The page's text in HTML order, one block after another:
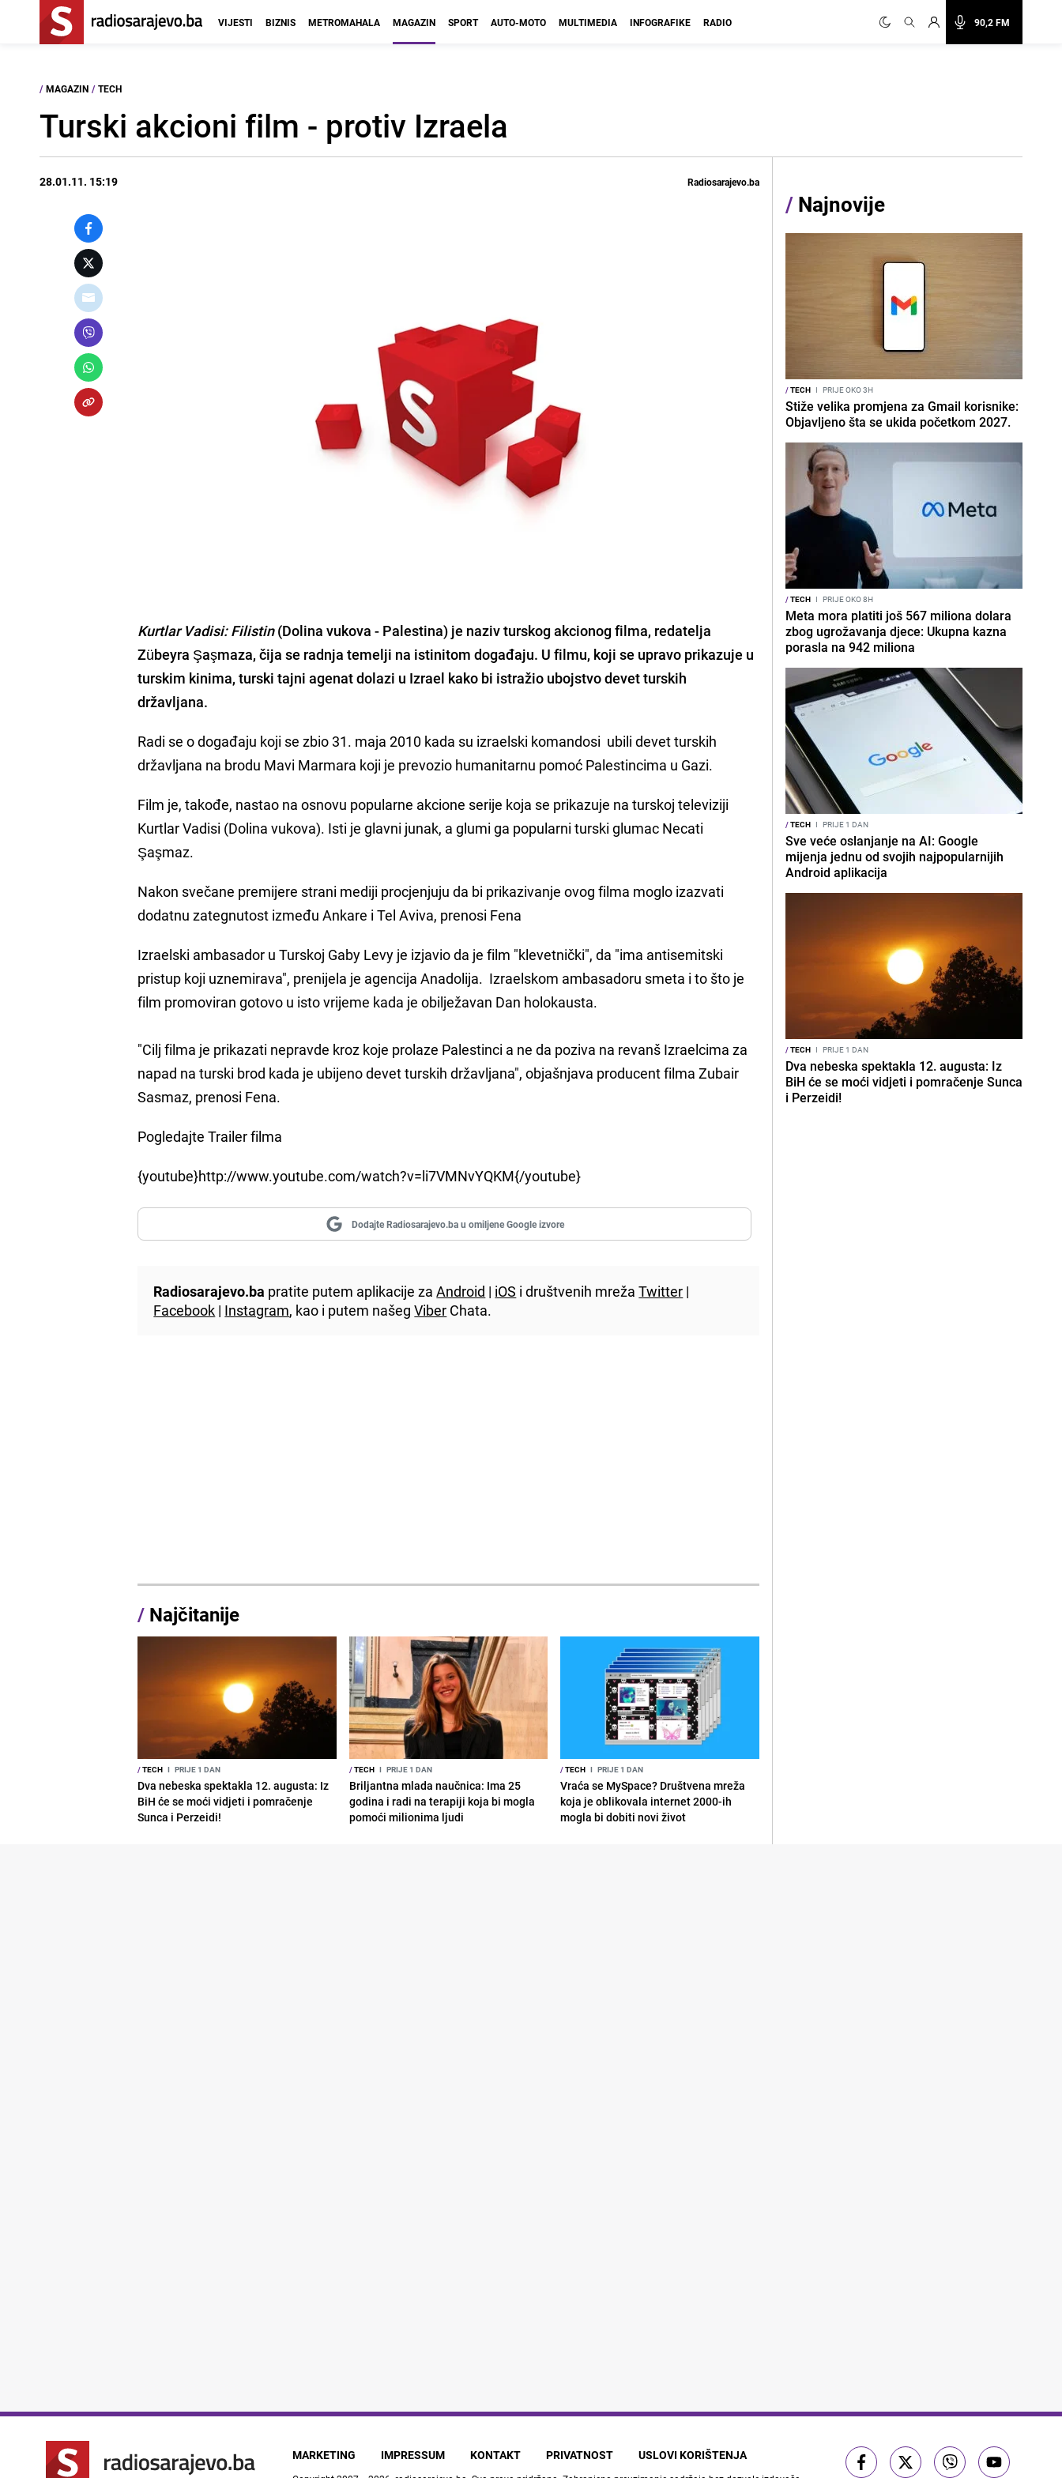
90,2 FM
VIJESTI BIZNIS METROMAHALA MAGAZIN SPORT AUTO-MOTO MULTIMEDIA INFOGRAFIKE RADIO
/ MAGAZIN / TECH
Turski akcioni film - protiv Izraela
28.01.11. 15:19 Radiosarajevo.ba
Kurtlar Vadisi: Filistin(Dolina vukova - Palestina) je naziv turskog akcionog filma, redatelja
Zübeyra Şaşmaza, čija se radnja temelji na istinitom događaju. U filmu, koji se upravo prikazuje u
turskim kinima, turski tajni agenat dolazi u Izrael kako bi istražio ubojstvo devet turskih
državljana.
Radi se o događaju koji se zbio 31. maja 2010 kada su izraelski komandosi ubili devet turskih
državljana na brodu Mavi Marmara koji je prevozio humanitarnu pomoć Palestincima u Gazi.
Film je, takođe, nastao na osnovu popularne akcione serije koja se prikazuje na turskoj televiziji
Kurtlar Vadisi (Dolina vukova). Isti je glavni junak, a glumi ga popularni turski glumac Necati
Şaşmaz.
Nakon svečane premijere strani mediji procjenjuju da bi prikazivanje ovog filma moglo izazvati
dodatnu zategnutost između Ankare i Tel Aviva, prenosi Fena
Izraelski ambasador u Turskoj Gaby Levy je izjavio da je film "klevetnički", da "ima antisemitski
pristup koji uznemirava", prenijela je agencija Anadolija. Izraelskom ambasadoru smeta i to što je
film promoviran gotovo u isto vrijeme kada je obilježavan Dan holokausta.
"Cilj filma je prikazati nepravde kroz koje prolaze Palestinci a ne da poziva na revanš Izraelcima za
napad na turski brod kada je ubijeno devet turskih državljana", objašnjava producent filma Zubair
Sasmaz, prenosi Fena.
Pogledajte Trailer filma
{youtube}http://www.youtube.com/watch?v=li7VMNvYQKM{/youtube}
Dodajte Radiosarajevo.ba u omiljene Google izvore
Radiosarajevo.ba pratite putem aplikacije zaAndroid | iOS i društvenih mrežaTwitter |
Facebook | Instagram, kao i putem našegViber Chata.
/ Najčitanije
/TECH I PRIJE 1 DAN
Dva nebeska spektakla 12. augusta: Iz
BiH će se moći vidjeti i pomračenje
Sunca i Perzeidi!
/TECH I PRIJE 1 DAN
Briljantna mlada naučnica: Ima 25
godina i radi na terapiji koja bi mogla
pomoći milionima ljudi
/TECH I PRIJE 1 DAN
Vraća se MySpace? Društvena mreža
koja je oblikovala internet 2000-ih
mogla bi dobiti novi život
/ Najnovije
/TECH I PRIJE OKO 3H
Stiže velika promjena za Gmail korisnike:
Objavljeno šta se ukida početkom 2027.
/TECH I PRIJE OKO 8H
Meta mora platiti još 567 miliona dolara
zbog ugrožavanja djece: Ukupna kazna
porasla na 942 miliona
/TECH I PRIJE 1 DAN
Sve veće oslanjanje na AI: Google
mijenja jednu od svojih najpopularnijih
Android aplikacija
/TECH I PRIJE 1 DAN
Dva nebeska spektakla 12. augusta: Iz
BiH će se moći vidjeti i pomračenje Sunca
i Perzeidi!
MARKETING IMPRESSUM KONTAKT PRIVATNOST USLOVI KORIŠTENJA